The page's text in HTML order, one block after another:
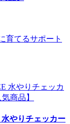
育てるサポート
水やりチェッカー